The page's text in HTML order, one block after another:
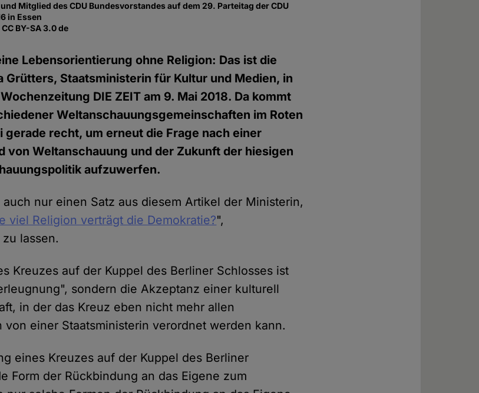
Mitglied des CDU Bundesvorstandes auf dem 29. Parteitag der CDU
in Essen
BY-SA 3.0 de
Lebensorientierung ohne Religion: Das ist die
Grütters, Staatsministerin für Kultur und Medien, in
DIE ZEIT am 9. Mai 2018. Da kommt
Weltanschauungsgemeinschaften im Roten
gerade recht, um erneut die Frage nach einer
von Weltanschauung und der Zukunft der hiesigen
aufzuwerfen.
nur einen Satz aus diesem Artikel der Ministerin,
viel Religion verträgt die Demokratie?",
lassen.
Kreuzes auf der Kuppel des Berliner Schlosses ist
sondern die Akzeptanz einer kulturell
in der das Kreuz eben nicht mehr allen
von einer Staatsministerin verordnet werden kann.
eines Kreuzes auf der Kuppel des Berliner
Form der Rückbindung an das Eigene zum